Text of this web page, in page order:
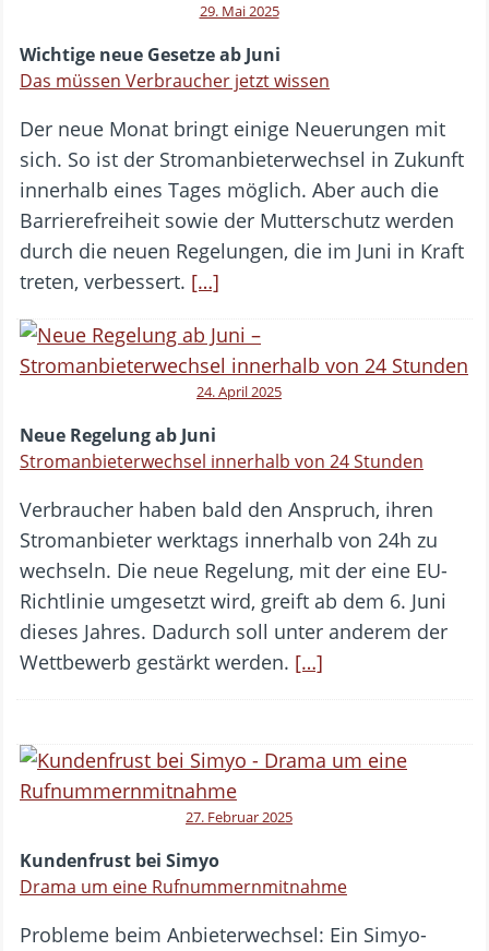
29. Mai 2025
Wichtige neue Gesetze ab Juni
Das müssen Verbraucher jetzt wissen
Der neue Monat bringt einige Neuerungen mit
sich. So ist der Stromanbieterwechsel in Zukunft
innerhalb eines Tages möglich. Aber auch die
Barrierefreiheit sowie der Mutterschutz werden
durch die neuen Regelungen, die im Juni in Kraft
treten, verbessert. […]
24. April 2025
Neue Regelung ab Juni
Stromanbieterwechsel innerhalb von 24 Stunden
Verbraucher haben bald den Anspruch, ihren
Stromanbieter werktags innerhalb von 24h zu
wechseln. Die neue Regelung, mit der eine EU-
Richtlinie umgesetzt wird, greift ab dem 6. Juni
dieses Jahres. Dadurch soll unter anderem der
Wettbewerb gestärkt werden. […]
27. Februar 2025
Kundenfrust bei Simyo
Drama um eine Rufnummernmitnahme
Probleme beim Anbieterwechsel: Ein Simyo-